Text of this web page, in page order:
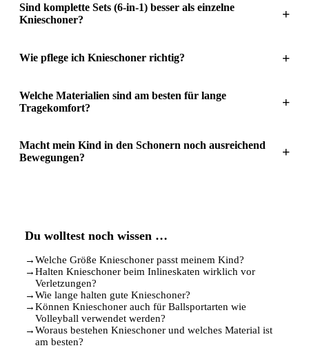
Sind komplette Sets (6-in-1) besser als einzelne
Knieschoner?
+
Wie pflege ich Knieschoner richtig? +
Welche Materialien sind am besten für lange
Tragekomfort?
+
Macht mein Kind in den Schonern noch ausreichend
Bewegungen?
+
Du wolltest noch wissen …
→Welche Größe Knieschoner passt meinem Kind?
→Halten Knieschoner beim Inlineskaten wirklich vor
Verletzungen?
→Wie lange halten gute Knieschoner?
→Können Knieschoner auch für Ballsportarten wie
Volleyball verwendet werden?
→Woraus bestehen Knieschoner und welches Material ist
am besten?